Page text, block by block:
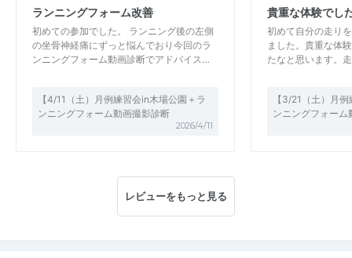
ランニングフォーム改善
初めての参加でした。 ランニング後の左側
の坐骨神経痛にずっと悩んでおり今回のラ
ンニングフォーム動画診断でアドバイス…
【4/11（土）月例練習会in木場公園＋ラ
ンニングフォーム動画撮影診断
2026/4/11
貴重な体験でし
初めて自分の走り
ました。貴重な体
たなと思います。
【3/21（土）月
ンニングフォーム
レビューをもっと見る